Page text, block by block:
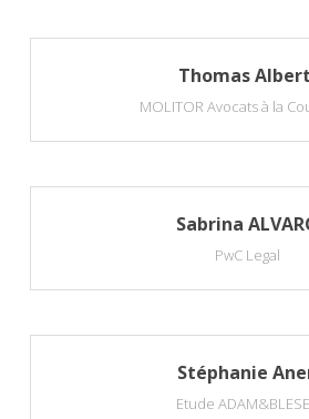
Thomas
MOLITOR Avocats à la
Sabrina
PwC Legal
Stéphanie
Etude